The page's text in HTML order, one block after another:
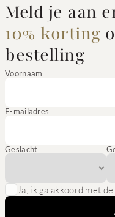
Meld je aan
10% korting
bestelling
Voornaam
E-mailadres
Geslacht
Ja, ik ga akkoord met de